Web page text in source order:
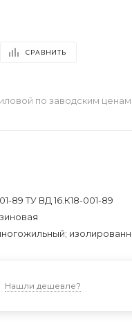
СРАВНИТЬ
по заводским ценам
89 ТУ ВД 16.К18-001-89
Нашли дешевле?